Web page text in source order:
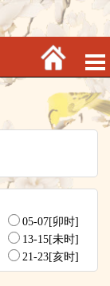
05-07[卯时]
13-15[未时]
21-23[亥时]